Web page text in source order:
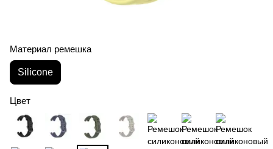
Материал ремешка
Silicone
Цвет